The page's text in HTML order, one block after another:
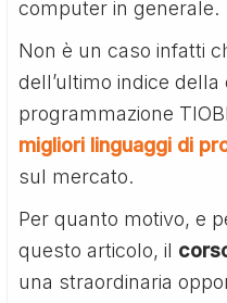
computer in generale.
Non è un caso infatti
dell’ultimo indice
programmazione
migliori linguaggi di
sul mercato.
Per quanto motivo, e
questo articolo, il
una straordinaria